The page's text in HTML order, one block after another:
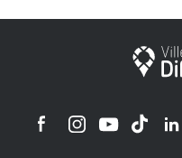
City of
Ville de Differdange